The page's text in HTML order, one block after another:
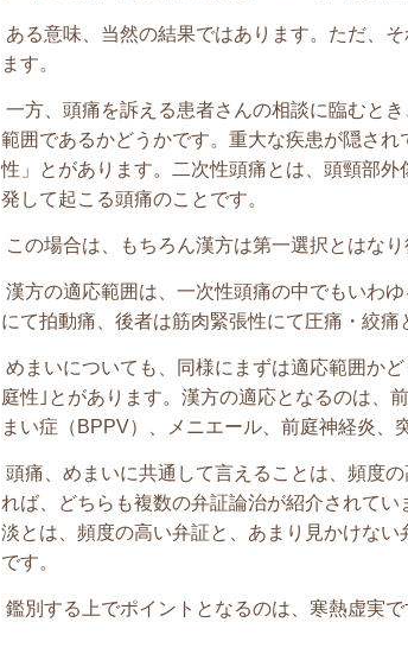
ある意味、当然の結果ではあります。ただ、
ます。
一方、頭痛を訴える患者さんの相談に臨むと
範囲であるかどうかです。重大な疾患が隠さ
性」とがあります。二次性頭痛とは、頭頸部
発して起こる頭痛のことです。
この場合は、もちろん漢方は第一選択とはなり
漢方の適応範囲は、一次性頭痛の中でもいわ
にて拍動痛、後者は筋肉緊張性にて圧痛・絞痛
めまいについても、同様にまずは適応範囲か
庭性｣とがあります。漢方の適応となるのは、
まい症（BPPV）、メニエール、前庭神経炎、
頭痛、めまいに共通して言えることは、頻度の
れば、どちらも複数の弁証論治が紹介されて
淡とは、頻度の高い弁証と、あまり見かけな
です。
鑑別する上でポイントとなるのは、寒熱虚実